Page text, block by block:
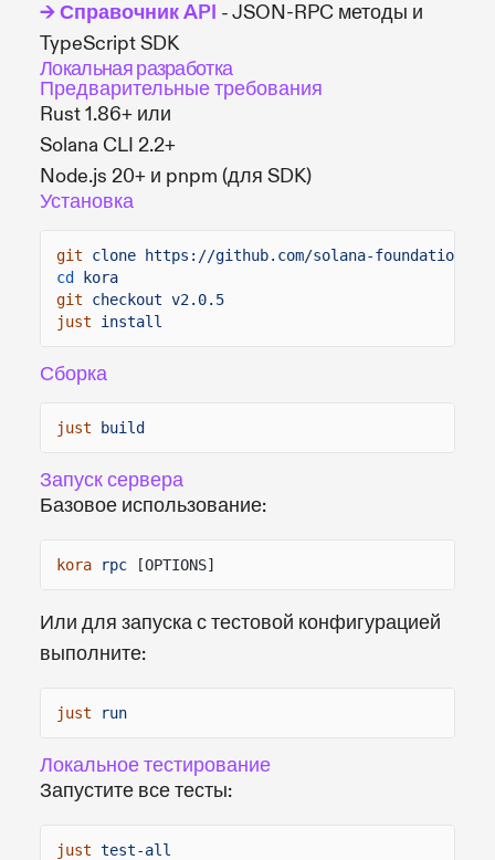
→ Справочник API - JSON-RPC методы и
TypeScript SDK
Локальная разработка
Предварительные требования
Rust 1.86+ или
Solana CLI 2.2+
Node.js 20+ и pnpm (для SDK)
Установка
git
clone https://github.com/solana-foundation/
cd
kora
git
checkout v2.0.5
just
install
Сборка
just build
Запуск сервера
Базовое использование:
kora rpc [OPTIONS]
Или для запуска с тестовой конфигурацией
выполните:
just run
Локальное тестирование
Запустите все тесты:
just test-all